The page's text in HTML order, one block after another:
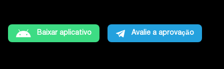
Baixar aplicativo Avalie a aprovação